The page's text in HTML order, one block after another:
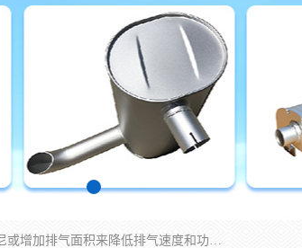
消音器主要用于降低机械设备或枪械等产生的噪声。它通过阻尼或增加排气面积来降低排气速度和功率，从而降低噪声。常见的消音器类型包括阻性消声器、抗性消声器、共振消声器以及阻抗复合式消声器等。这些消音器各有特点，适用于不同频率的噪声消除。